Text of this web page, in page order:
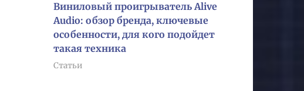
Виниловый проигрыватель Alive
Audio: обзор бренда, ключевые
особенности, для кого подойдет
такая техника
Статьи